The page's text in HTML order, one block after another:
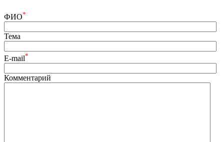
ФИО*
Тема
E-mail*
Комментарий